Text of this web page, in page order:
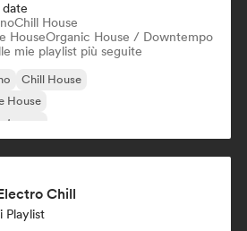
Chill House
HouseOrganic House / Downtempo
mie playlist più seguite
Chill House
House
Chill
Playlist